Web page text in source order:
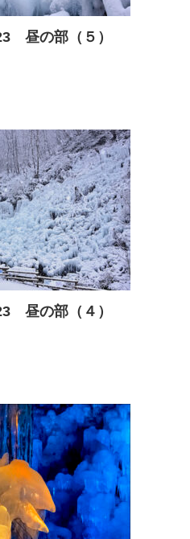
昼の部（５）
昼の部（４）